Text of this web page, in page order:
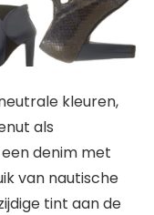
kleuren,
als
denim met
van nautische
tint aan de